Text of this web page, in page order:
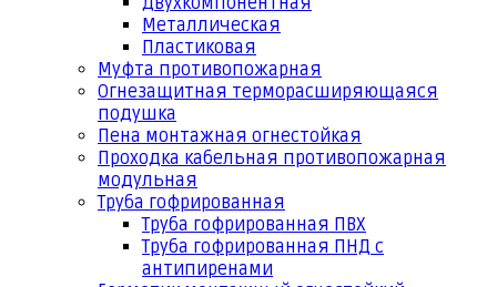
Металлическая
Пластиковая
Муфта противопожарная
Огнезащитная терморасширяющаяся
подушка
Пена монтажная огнестойкая
Проходка кабельная противопожарная
модульная
Труба гофрированная
Труба гофрированная ПВХ
Труба гофрированная ПНД с
антипиренами